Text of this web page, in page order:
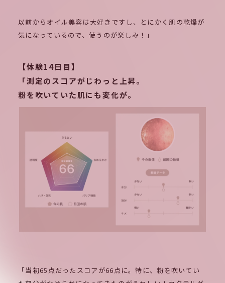
以前からオイル美容は大好きですし、とにかく肌の乾燥が
気になっているので、使うのが楽しみ！」
【体験14日目】
「測定のスコアがじわっと上昇。
粉を吹いていた肌にも変化が。
「当初65点だったスコアが66点に。特に、粉を吹いてい